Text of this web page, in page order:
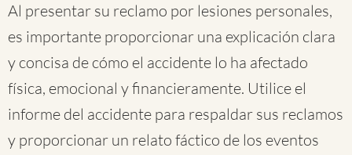
Al presentar su reclamo por lesiones personales,
es importante proporcionar una explicación clara
y concisa de cómo el accidente lo ha afectado
física, emocional y financieramente. Utilice el
informe del accidente para respaldar sus reclamos
y proporcionar un relato fáctico de los eventos